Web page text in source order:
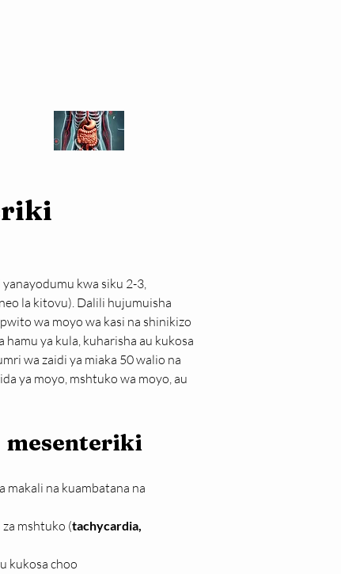
kwa siku 2-3,
la kitovu). Dalili hujumuisha
wa moyo wa kasi na shinikizo
ya kula, kuharisha au kukosa
wa zaidi ya miaka 50 walio na
ya moyo, mshtuko wa moyo, au
mesenteriki
makali na kuambatana na
mshtuko (tachycardia,
kukosa choo